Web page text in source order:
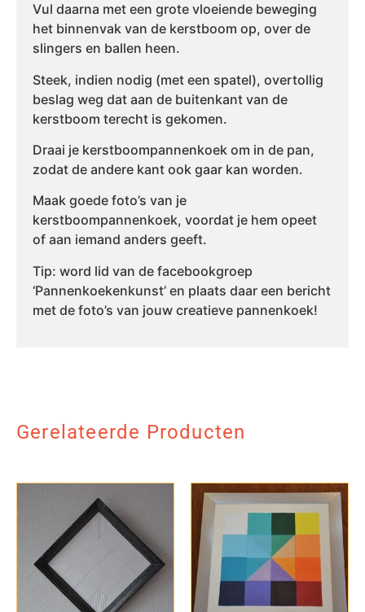
Vul daarna met een grote vloeiende beweging
het binnenvak van de kerstboom op, over de
slingers en ballen heen.
Steek, indien nodig (met een spatel), overtollig
beslag weg dat aan de buitenkant van de
kerstboom terecht is gekomen.
Draai je kerstboompannenkoek om in de pan,
zodat de andere kant ook gaar kan worden.
Maak goede foto’s van je
kerstboompannenkoek, voordat je hem opeet
of aan iemand anders geeft.
Tip: word lid van de facebookgroep
‘Pannenkoekenkunst’ en plaats daar een bericht
met de foto’s van jouw creatieve pannenkoek!
Gerelateerde Producten